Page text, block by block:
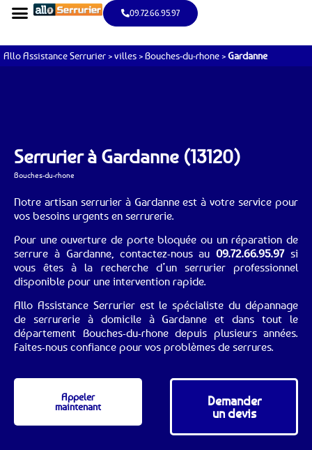
09.72.66.95.97
Allo Assistance Serrurier >villes >Bouches-du-rhone >Gardanne
Serrurier à Gardanne (13120)
Bouches-du-rhone
Notre artisan serrurier à Gardanne est à votre service pour
vos besoins urgents en serrurerie.
Pour une ouverture de porte bloquée ou un réparation de
serrure à Gardanne, contactez-nous au09.72.66.95.97si
vous êtes à la recherche d’un serrurier professionnel
disponible pour une intervention rapide.
Allo Assistance Serrurier est le spécialiste du dépannage
de serrurerie à domicile à Gardanne et dans tout le
département Bouches-du-rhone depuis plusieurs années.
Faites-nous confiance pour vos problèmes de serrures.
Appeler
maintenant
Demander
un devis